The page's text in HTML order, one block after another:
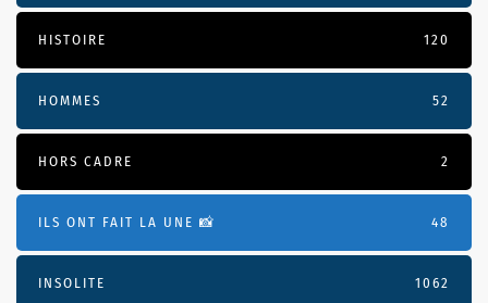
HISTOIRE 120
HOMMES 52
HORS CADRE 2
ILS ONT FAIT LA UNE 📸 48
INSOLITE 1062